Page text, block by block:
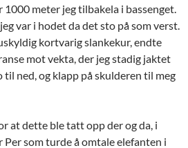
1000 meter jeg tilbakela i bassenget.
var i hodet da det sto på som verst.
kortvarig slankekur, endte
mot vekta, der jeg stadig jaktet
til ned, og klapp på skulderen til meg
at dette ble tatt opp der og da, i
som turde å omtale elefanten i